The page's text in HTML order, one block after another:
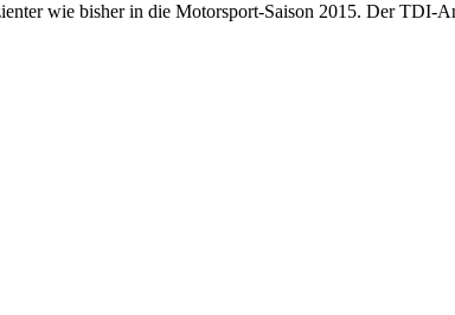
wie bisher in die Motorsport-Saison 2015. Der TDI-